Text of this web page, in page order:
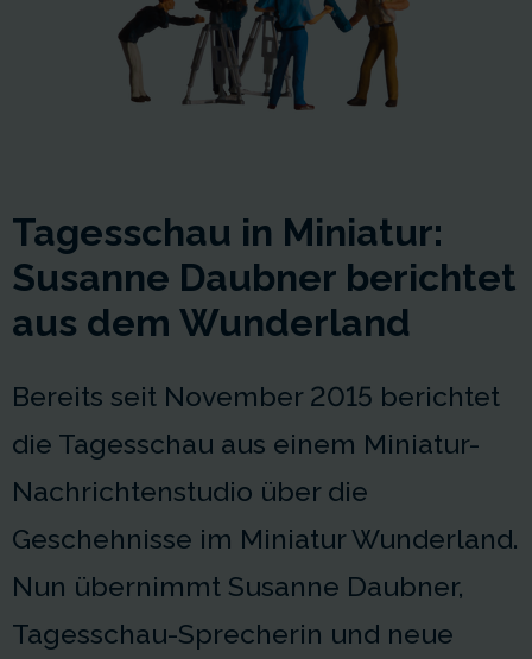
Tagesschau in Miniatur:
Susanne Daubner berichtet
aus dem Wunderland
Bereits seit November 2015 berichtet
die Tagesschau aus einem Miniatur-
Nachrichtenstudio über die
Geschehnisse im Miniatur Wunderland.
Nun übernimmt Susanne Daubner,
Tagesschau-Sprecherin und neue